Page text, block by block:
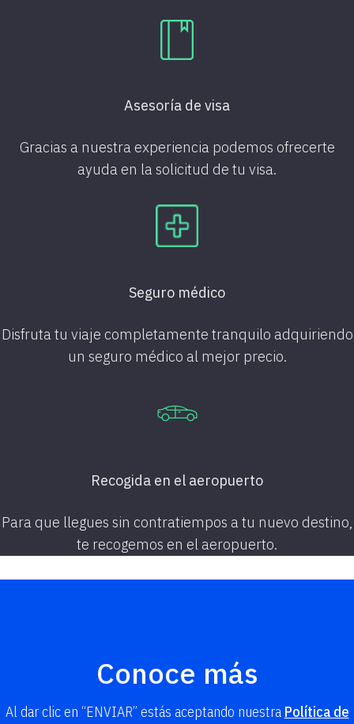
Asesoría de visa
Gracias a nuestra experiencia podemos ofrecerte
ayuda en la solicitud de tu visa.
Seguro médico
Disfruta tu viaje completamente tranquilo adquiriendo
un seguro médico al mejor precio.
Recogida en el aeropuerto
Para que llegues sin contratiempos a tu nuevo destino,
te recogemos en el aeropuerto.
Conoce más
Al dar clic en “ENVIAR” estás aceptando nuestra Política de